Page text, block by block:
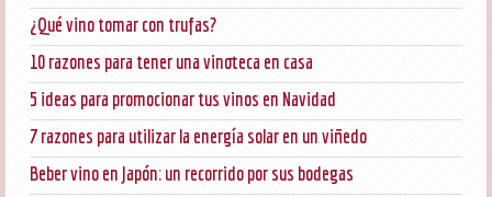
¿Qué vino tomar con trufas?
10 razones para tener una vinoteca en casa
5 ideas para promocionar tus vinos en Navidad
7 razones para utilizar la energía solar en un viñedo
Beber vino en Japón: un recorrido por sus bodegas